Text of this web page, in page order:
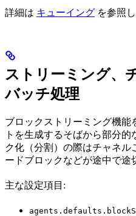
詳細は キューイング を参照
ストリーミング、
バッチ処理
ブロックストリーミング機能
トを生成するそばから部分
ク化（分割）の際はチャネル
ードブロックなどが途中で途
主な設定項目: